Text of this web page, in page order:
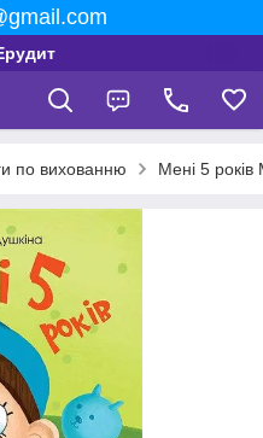
по вихованню Мені 5